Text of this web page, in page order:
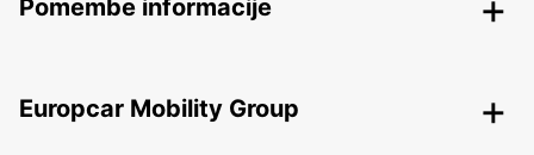
Pomembe informacije
Europcar Mobility Group